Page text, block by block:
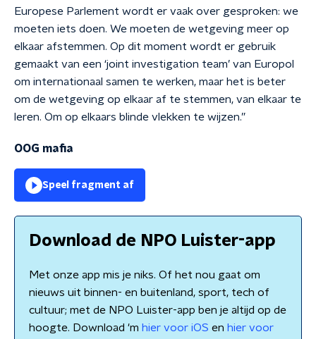
Europese Parlement wordt er vaak over gesproken: we
moeten iets doen. We moeten de wetgeving meer op
elkaar afstemmen. Op dit moment wordt er gebruik
gemaakt van een ‘joint investigation team’ van Europol
om internationaal samen te werken, maar het is beter
om de wetgeving op elkaar af te stemmen, van elkaar te
leren. Om op elkaars blinde vlekken te wijzen.”
OOG mafia
Speel fragment af
Download de NPO Luister-app
Met onze app mis je niks. Of het nou gaat om
nieuws uit binnen- en buitenland, sport, tech of
cultuur; met de NPO Luister-app ben je altijd op de
hoogte. Download 'm hier voor iOS en hier voor